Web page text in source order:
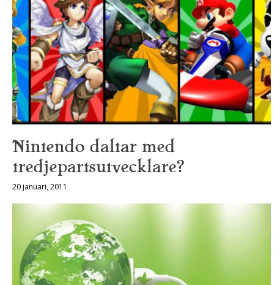
Nintendo daltar med
tredjepartsutvecklare?
20 januari, 2011